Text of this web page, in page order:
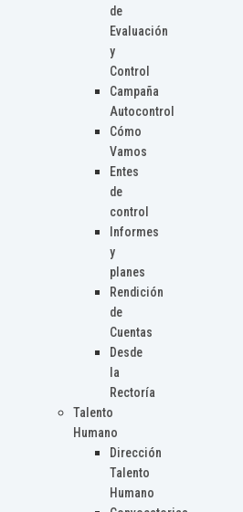
de
Evaluación
y
Control
Campaña
Autocontrol
Cómo
Vamos
Entes
de
control
Informes
y
planes
Rendición
de
Cuentas
Desde
la
Rectoría
Talento
Humano
Dirección
Talento
Humano